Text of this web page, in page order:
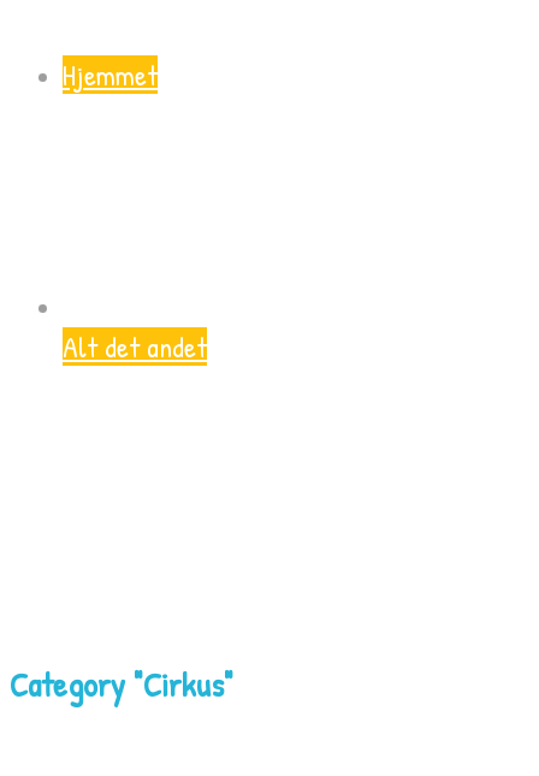
Hjemmet
Alt det andet
Category "Cirkus"